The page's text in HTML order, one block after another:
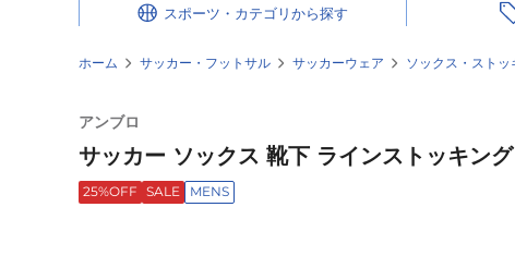
スポーツ・カテゴリ
ホーム サッカー・フットサル サッカーウェア ソックス・ストッ
アンブロ
サッカー ソックス 靴下 ラインストッキ
25%OFF SALE MENS